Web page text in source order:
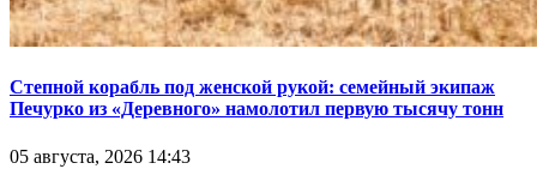
Степной корабль под женской рукой: семейный экипаж
Печурко из «Деревного» намолотил первую тысячу тонн
05 августа, 2026 14:43